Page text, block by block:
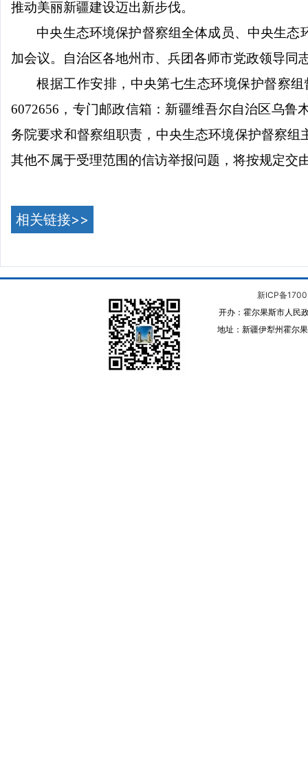
推动美丽新疆建设迈出新步伐。
中央生态环境保护督察组全体成员、中央生
加会议。自治区各地州市、兵团各师市党政领导同
根据工作安排，中央第七生态环境保护督察
6072656 ，专门邮政信箱：新疆维吾尔自治区乌鲁
务院要求和督察组职责，中央生态环境保护督察
其他不属于受理范围的信访举报问题，将按规定交
相关链接>>
新ICP备
开办：霍尔果斯市人民
地址：新疆伊犁州霍